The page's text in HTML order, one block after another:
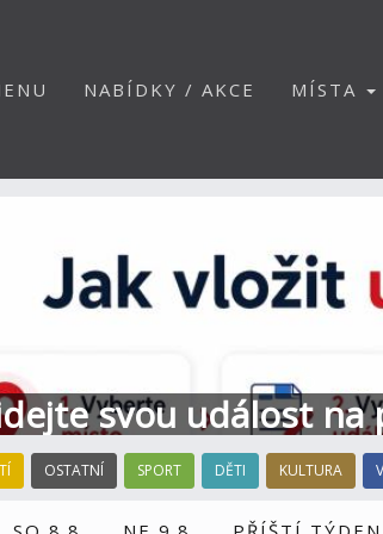
NABÍDKY / AKCE MÍSTA
svou událost na
OSTATNÍ SPORT DĚTI KULTURA